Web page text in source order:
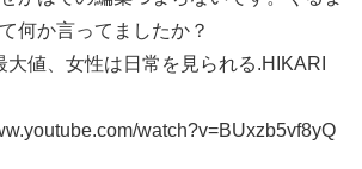
何か言ってましたか？
値、女性は日常を見られる.HIKARI
watch?v=BUxzb5vf8yQ